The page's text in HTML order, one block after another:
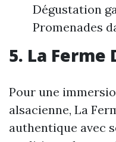
Dégustation
Promenades
5. La Ferme
Pour une
alsacienne, La
authentique avec